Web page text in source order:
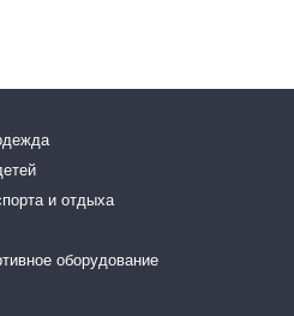
и отдыха
оборудование